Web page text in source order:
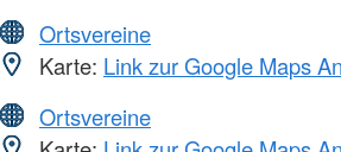
Ortsvereine
Karte: Link zur Google Maps
Ortsvereine